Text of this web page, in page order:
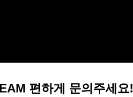
편하게 문의주세요!